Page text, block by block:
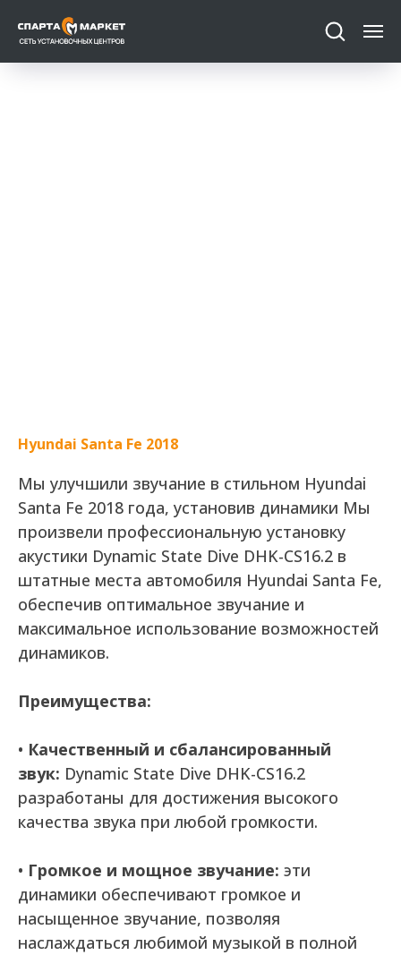
Hyundai Santa Fe 2018
Мы улучшили звучание в стильном Hyundai
Santa Fe 2018 года, установив динамики Мы
произвели профессиональную установку
акустики Dynamic State Dive DHK-CS16.2 в
штатные места автомобиля Hyundai Santa Fe,
обеспечив оптимальное звучание и
максимальное использование возможностей
динамиков.
Преимущества:
• Качественный и сбалансированный
звук: Dynamic State Dive DHK-CS16.2
разработаны для достижения высокого
качества звука при любой громкости.
• Громкое и мощное звучание: эти
динамики обеспечивают громкое и
насыщенное звучание, позволяя
наслаждаться любимой музыкой в полной